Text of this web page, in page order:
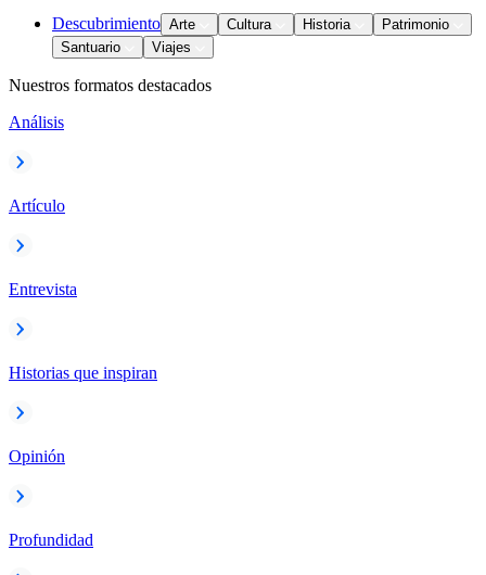
Descubrimiento Arte Cultura Historia
Patrimonio
Santuario
Viajes
Nuestros formatos destacados
Análisis
Artículo
Entrevista
Historias que inspiran
Opinión
Profundidad